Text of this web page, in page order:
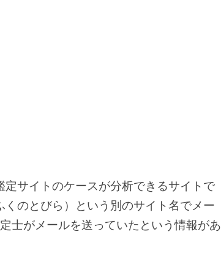
サイトのケースが分析できるサイトで
のとびら）という別のサイト名でメー
士がメールを送っていたという情報があ